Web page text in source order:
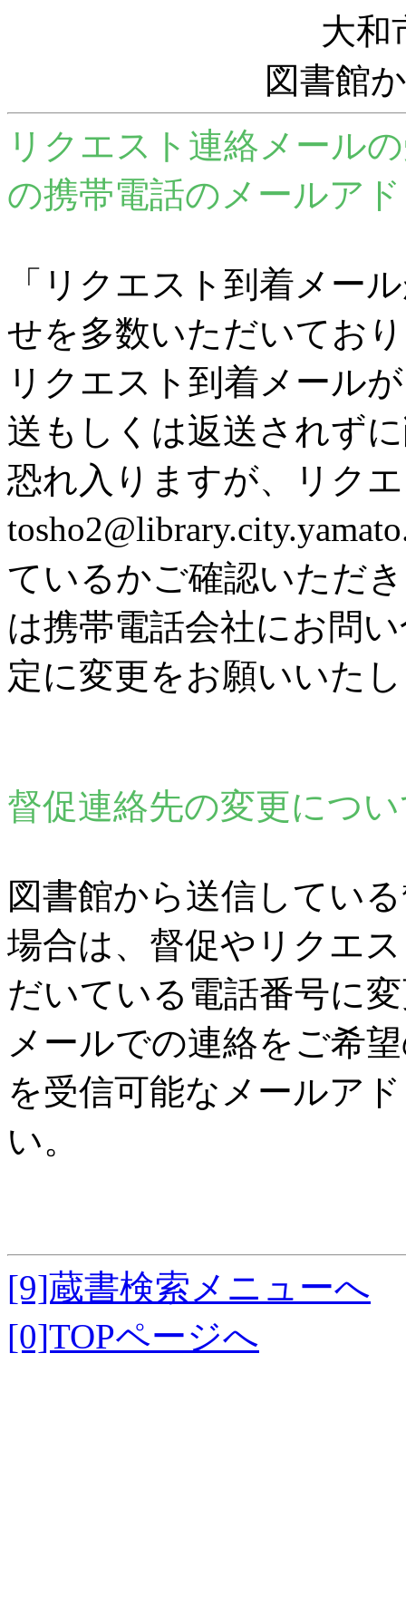
大和
図書館
リクエスト連絡メール
の携帯電話のメールア
「リクエスト到着メー
せを多数いただいてお
リクエスト到着メール
送もしくは返送されず
恐れ入りますが、リク
ているかご確認いただ
は携帯電話会社にお問
定に変更をお願いいた
督促連絡先の変更につ
図書館から送信してい
場合は、督促やリクエ
だいている電話番号に
メールでの連絡をご希
を受信可能なメールア
い。
[9]蔵書検索メニューへ
[0]TOPページへ